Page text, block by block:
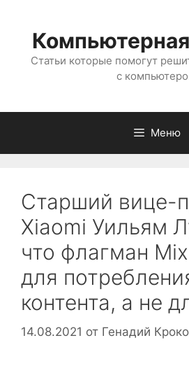
содержимому
Статьи которые помогут
с
Меню
Старший вице-
Xiaomi Уильям
что флагман
для
контента, а не
14.08.2021 от Генадий